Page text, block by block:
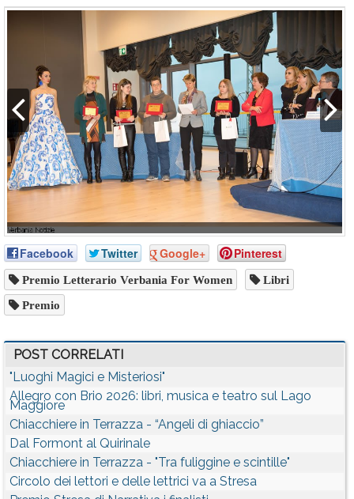
Facebook Twitter Google+ Pinterest
Premio Letterario Verbania For Women Libri
Premio
POST CORRELATI
"Luoghi Magici e Misteriosi"
Allegro con Brio 2026: libri, musica e teatro sul Lago
Maggiore
Chiacchiere in Terrazza - “Angeli di ghiaccio”
Dal Formont al Quirinale
Chiacchiere in Terrazza - "Tra fuliggine e scintille"
Circolo dei lettori e delle lettrici va a Stresa